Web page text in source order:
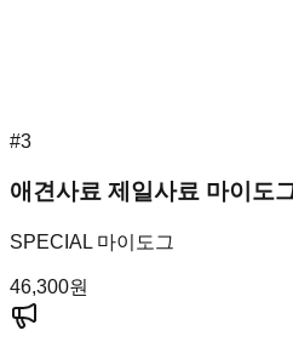
#3
애견사료 제일사료 마이도
SPECIAL 마이도그
46,300원